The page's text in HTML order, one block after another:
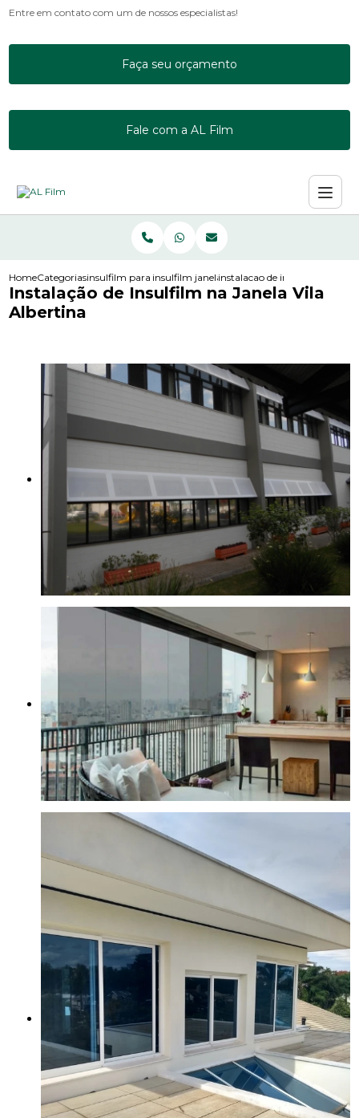
Entre em contato com um de nossos especialistas!
Faça seu orçamento
Fale com a AL Film
HomeCategoriasinsulfilm para janelasinsulfilm janela residencialinstalacao de insulfilm na
Instalação de Insulfilm na Janela Vila
Albertina